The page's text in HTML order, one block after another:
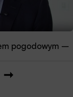
pogodowym –